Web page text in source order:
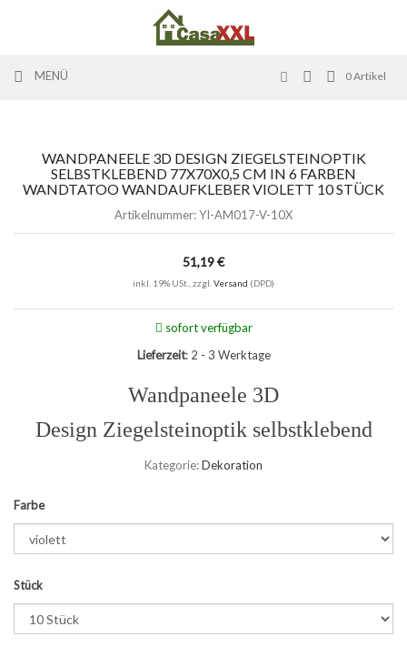
MENÜ 0Artikel
WANDPANEELE 3D DESIGN ZIEGELSTEINOPTIK
SELBSTKLEBEND 77X70X0,5 CM IN 6 FARBEN
WANDTATOO WANDAUFKLEBER VIOLETT 10 STÜCK
Artikelnummer:YI-AM017-V-10X
51,19 €
inkl. 19% USt., zzgl. Versand (DPD)
sofort verfügbar
Lieferzeit: 2 - 3 Werktage
Wandpaneele 3D
Design Ziegelsteinoptik selbstklebend
Kategorie:Dekoration
Farbe
Stück